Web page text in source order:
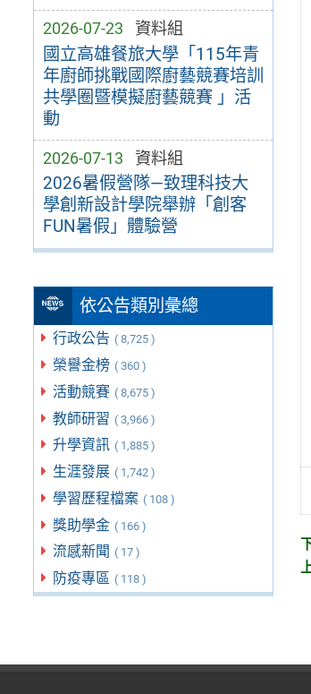
2026-07-23 資料組
國立高雄餐旅大學「115年青
年廚師挑戰國際廚藝競賽培訓
共學圈暨模擬廚藝競賽 」活
動
2026-07-13 資料組
2026暑假營隊—致理科技大
學創新設計學院舉辦「創客
FUN暑假」體驗營
依公告類別彙總
行政公告 ( 8,725 )
榮譽金榜 ( 360 )
活動競賽 ( 8,675 )
教師研習 ( 3,966 )
升學資訊 ( 1,885 )
生涯發展 ( 1,742 )
學習歷程檔案 ( 108 )
獎助學金 ( 166 )
流感新聞 ( 17 )
防疫專區 ( 118 )